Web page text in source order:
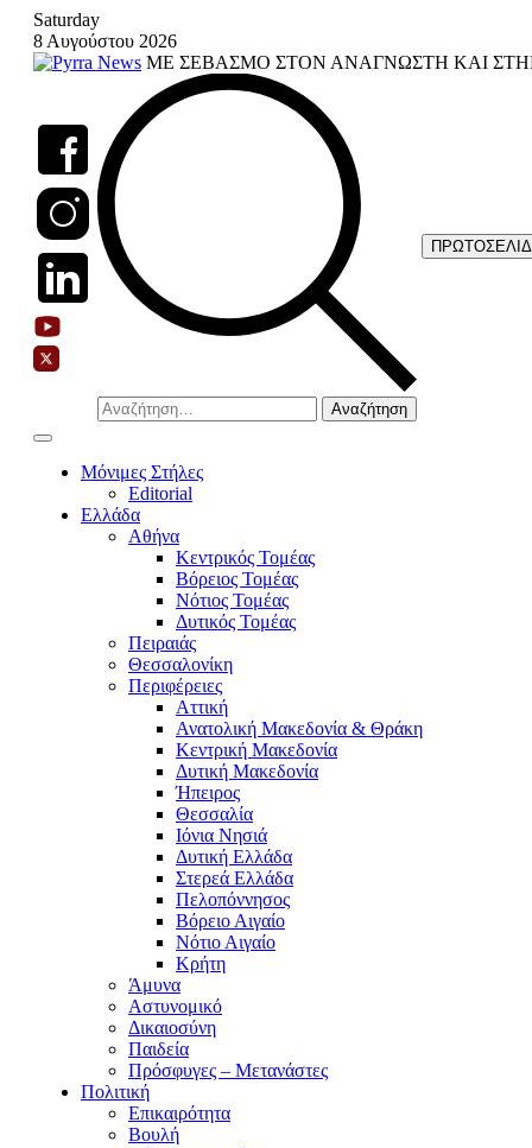
Skip
content
Saturday
8 Αυγούστου 2026
ΜΕ ΣΕΒΑΣΜΟ ΣΤΟΝ ΑΝΑΓΝΩΣΤΗ ΚΑΙ
Αναζήτηση
για:
Μόνιμες Στήλες
Editorial
Ελλάδα
Αθήνα
Κεντρικός Τομέας
Βόρειος Τομέας
Νότιος Τομέας
Δυτικός Τομέας
Πειραιάς
Θεσσαλονίκη
Περιφέρειες
Αττική
Ανατολική Μακεδονία & Θράκη
Κεντρική Μακεδονία
Δυτική Μακεδονία
Ήπειρος
Θεσσαλία
Ιόνια Νησιά
Δυτική Ελλάδα
Στερεά Ελλάδα
Πελοπόννησος
Βόρειο Αιγαίο
Νότιο Αιγαίο
Κρήτη
Άμυνα
Αστυνομικό
Δικαιοσύνη
Παιδεία
Πρόσφυγες – Μετανάστες
Πολιτική
Επικαιρότητα
Βουλή